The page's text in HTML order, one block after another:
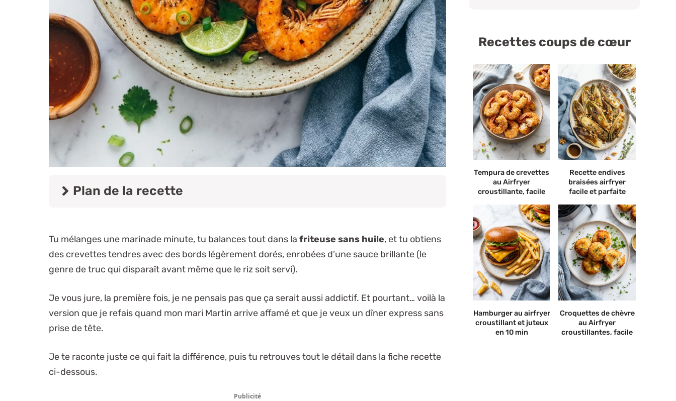
Plan de la recette
Tu mélanges une marinade minute, tu balances tout dans la friteuse sans huile, et tu obtiens
des crevettes tendres avec des bords légèrement dorés, enrobées d’une sauce brillante (le
genre de truc qui disparaît avant même que le riz soit servi).
Je vous jure, la première fois, je ne pensais pas que ça serait aussi addictif. Et pourtant… voilà la
version que je refais quand mon mari Martin arrive affamé et que je veux un dîner express sans
prise de tête.
Je te raconte juste ce qui fait la différence, puis tu retrouves tout le détail dans la fiche recette
ci-dessous.
Publicité
Recettes coups de cœur
Tempura de crevettes
au Airfryer
croustillante, facile
Recette endives
braisées airfryer
facile et parfaite
Hamburger au airfryer
croustillant et juteux
en 10 min
Croquettes de chèvre
au Airfryer
croustillantes, facile